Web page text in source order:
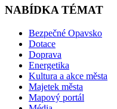
NABÍDKA TÉMAT
Bezpečné Opavsko
Dotace
Doprava
Energetika
Kultura a akce města
Majetek města
Mapový portál